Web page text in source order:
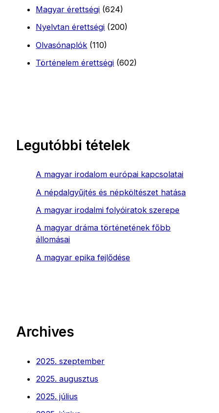
Magyar érettségi (624)
Nyelvtan érettségi (200)
Olvasónaplók (110)
Történelem érettségi (602)
Legutóbbi tételek
A magyar irodalom európai kapcsolatai
A népdalgyűjtés és népköltészet hatása
A magyar irodalmi folyóiratok szerepe
A magyar dráma történetének főbb
állomásai
A magyar epika fejlődése
Archives
2025. szeptember
2025. augusztus
2025. július